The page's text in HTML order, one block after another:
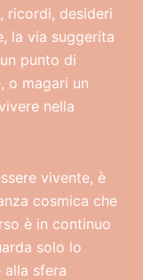
ricordi, desideri
la via suggerita
punto di
o magari un
nella
vivente, è
cosmica che
è in continuo
solo lo
alla sfera